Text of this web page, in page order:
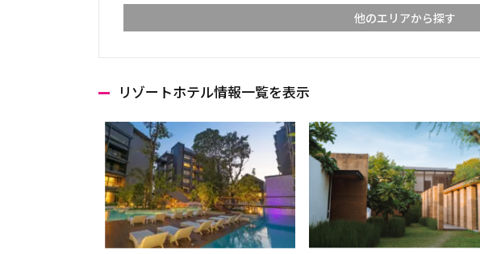
他のエリアから探す
チェンマイ
ターク
カンペーンペット
ナコーンサワン
ナーン
プレー
ペッチャブーン
ウッタラディット
ウタイターニー
リゾートホテル情報一覧を表示